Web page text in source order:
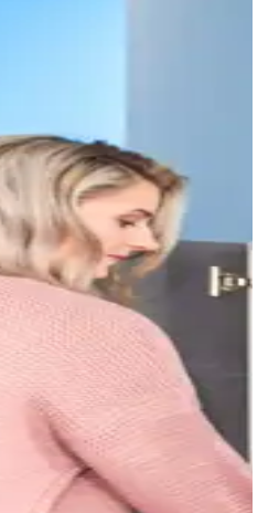
lavabo Duravit No.1, si
spazioso, nel quale è
i capelli senza problemi.